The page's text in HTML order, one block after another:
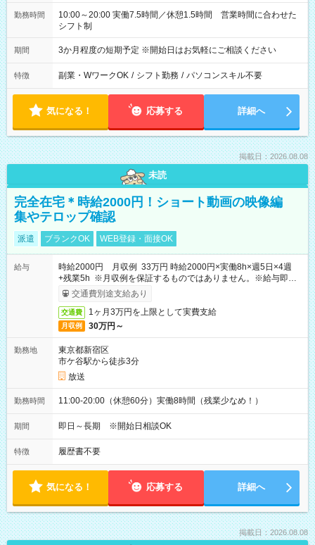
勤務時間
10:00～20:00 実働7.5時間／休憩1.5時間 営業時間に合わせた
シフト制
期間 3か月程度の短期予定 ※開始日はお気軽にご相談ください
特徴 副業・WワークOK / シフト勤務 / パソコンスキル不要
気になる！ 応募する 詳細へ
掲載日：2026.08.08
未読
完全在宅＊時給2000円！ショート動画の映像編
集やテロップ確認
派遣 ブランクOK WEB登録・面接OK
給与
時給2000円 月収例 33万円 時給2000円×実働8h×週5日×4週
+残業5h ※月収例を保証するものではありません。※給与即受
取りサービス利用可（利用条件有）
交通費別途支給あり
交通費 1ヶ月3万円を上限として実費支給
月収例 30万円～
勤務地
東京都新宿区
市ケ谷駅から徒歩3分
放送
勤務時間 11:00-20:00（休憩60分）実働8時間（残業少なめ！）
期間 即日～長期 ※開始日相談OK
特徴 履歴書不要
気になる！ 応募する 詳細へ
掲載日：2026.08.08